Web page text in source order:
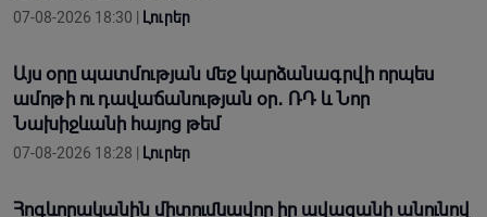
07-08-2026 18:30 | Լուրեր
Այս օրը պատմության մեջ կարձանագրվի որպես
ամոթի ու դավաճանության օր․ ՌԴ և Նոր
Նախիջևանի հայոց թեմ
07-08-2026 18:28 | Լուրեր
Հոգևորականին միտումնավոր իր ավազանի անունով